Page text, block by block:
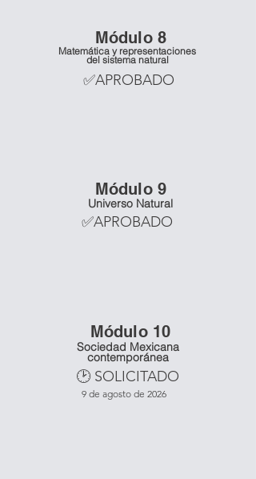
Matemática y representaciones
del sistema natural
Módulo 8
✅APROBADO
Módulo 9
Universo Natural
✅APROBADO
Sociedad Mexicana
contemporánea
🕑 SOLICITADO
9 de agosto de 2026
Módulo 10